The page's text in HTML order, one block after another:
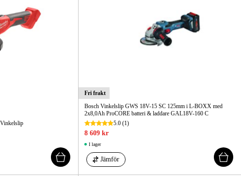
Milwaukee M18 BLSAG125X-0 Vinkelslip
Fri frakt
Bosch Vinkelslip GWS 18V-15 SC 125mm i L-BOXX med
2x8,0Ah ProCORE batteri & laddare GAL18V-160 C
5.0(1)
8 609 kr
I lager
Jämför